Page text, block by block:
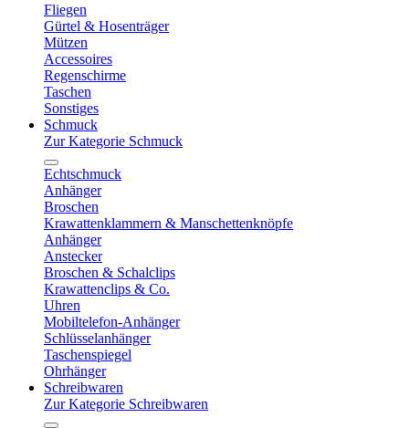
Fliegen
Gürtel & Hosenträger
Mützen
Accessoires
Regenschirme
Taschen
Sonstiges
Schmuck
Zur Kategorie Schmuck
Echtschmuck
Anhänger
Broschen
Krawattenklammern & Manschettenknöpfe
Anhänger
Anstecker
Broschen & Schalclips
Krawattenclips & Co.
Uhren
Mobiltelefon-Anhänger
Schlüsselanhänger
Taschenspiegel
Ohrhänger
Schreibwaren
Zur Kategorie Schreibwaren